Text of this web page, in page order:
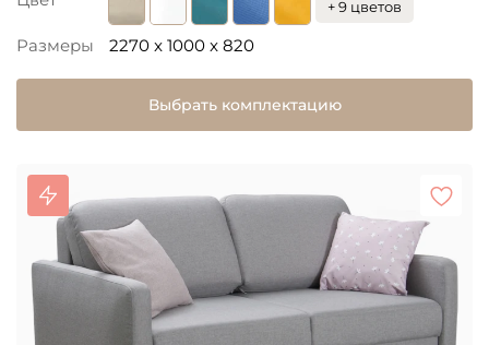
+ 9 цветов
Размеры 2270 x 1000 x 820
Выбрать комплектацию